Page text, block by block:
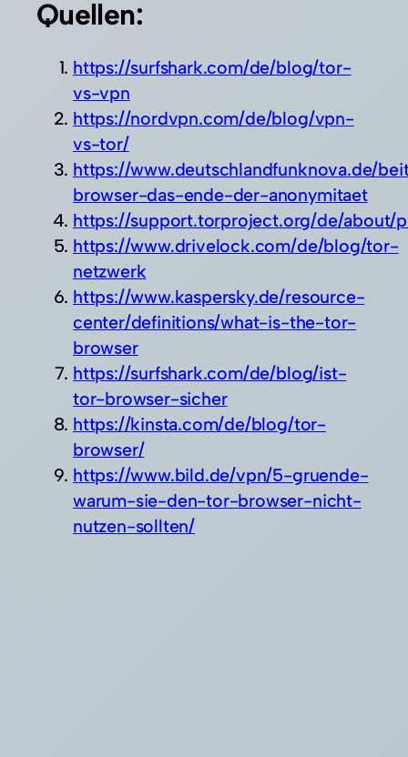
Quellen:
https://surfshark.com/de/blog/tor-
vs-vpn
https://nordvpn.com/de/blog/vpn-
vs-tor/
https://www.deutschlandfunknova.de/
browser-das-ende-der-anonymitaet
https://support.torproject.org/de/about/
https://www.drivelock.com/de/blog/tor-
netzwerk
https://www.kaspersky.de/resource-
center/definitions/what-is-the-tor-
browser
https://surfshark.com/de/blog/ist-
tor-browser-sicher
https://kinsta.com/de/blog/tor-
browser/
https://www.bild.de/vpn/5-gruende-
warum-sie-den-tor-browser-nicht-
nutzen-sollten/